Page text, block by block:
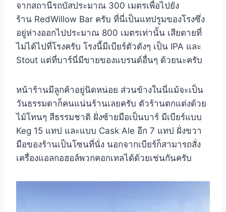
จากสถานีรถบัสประมาณ 300 เมตรเพื่อไปยัง
ร้าน RedWillow Bar ครับ ที่นี่เป็นแทปรูมของโรงซึ่ง
อยู่ห่างออกไปประมาณ 800 เมตรเท่านั้น เสียดายที่
ไม่ได้ไปที่โรงครับ โรงนี้มีเบียร์ตัวดังๆ เป็น IPA และ
Stout แต่ที่บาร์นี่มีขายของแบรนด์อื่นๆ ด้วยนะครับ
หน้าร้านมีลูกค้าอยู่นิดหน่อย ส่วนข้างในนี่แม้จะเป็น
วันธรรมดาก็คนแน่นร้านเลยครับ ตัวร้านตกแต่งด้วย
ไม้โทนๆ สีธรรมชาติ ฝั่งซ้ายมือเป็นบาร์ มีเบียร์แบบ
Keg 15 แทป และแบบ Cask Ale อีก 7 แทป ฝั่งขวา
มือของร้านเป็นโซนที่นั่ง นอกจากเบียร์ก็สามารถสั่ง
เครื่องแอลกอฮอล์พวกคอกเทลได้ด้วยเช่นกันครับ